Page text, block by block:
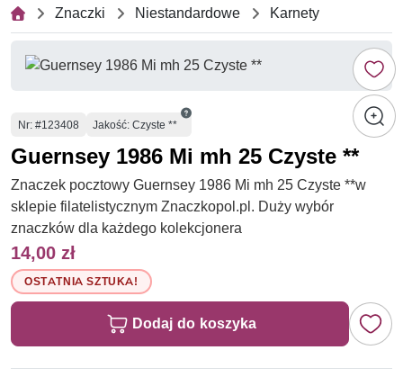
Znaczki Niestandardowe Karnety
Numer
Nr: #123408 Jakość: Czyste **
Guernsey 1986 Mi mh 25 Czyste **
Znaczek pocztowy Guernsey 1986 Mi mh 25 Czyste **w
sklepie filatelistycznym Znaczkopol.pl. Duży wybór
znaczków dla każdego kolekcjonera
14,00 zł
OSTATNIA SZTUKA!
Dodaj do koszyka